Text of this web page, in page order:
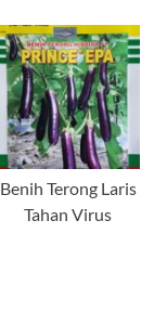
Benih Terong Laris
Tahan Virus